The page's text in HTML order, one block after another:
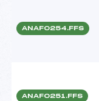
ANAF0254.FFS
ANAF0251.FFS